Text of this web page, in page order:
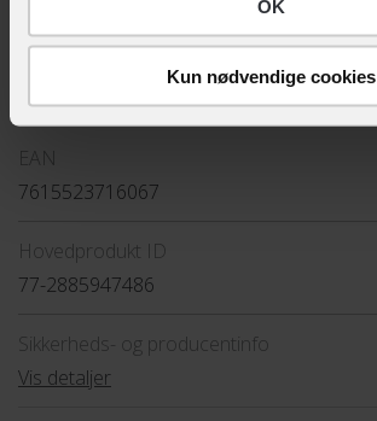
OK
Kun nødvendige cookies
TEKNISKE SPECIFIKATIONER
BASISINFORMATION
EAN
7615523716067
Hovedprodukt ID
77-2885947486
Sikkerheds- og producentinfo
Vis detaljer